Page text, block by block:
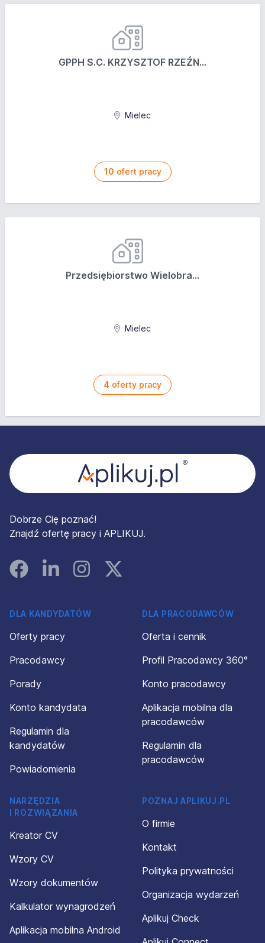
GPPH S.C. KRZYSZTOF RZEŹN...
Mielec
10 ofert pracy
Przedsiębiorstwo Wielobra...
Mielec
4 oferty pracy
Dobrze Cię poznać!
Znajdź ofertę pracy i APLIKUJ.
FacebookLinked InInstagramInstagram
DLA KANDYDATÓW
Oferty pracy
Pracodawcy
Porady
Konto kandydata
Regulamin dla
kandydatów
Powiadomienia
DLA PRACODAWCÓW
Oferta i cennik
Profil Pracodawcy 360°
Konto pracodawcy
Aplikacja mobilna dla
pracodawców
Regulamin dla
pracodawców
NARZĘDZIA
I ROZWIĄZANIA
Kreator CV
Wzory CV
Wzory dokumentów
Kalkulator wynagrodzeń
Aplikacja mobilna Android
POZNAJ APLIKUJ.PL
O firmie
Kontakt
Polityka prywatności
Organizacja wydarzeń
Aplikuj Check